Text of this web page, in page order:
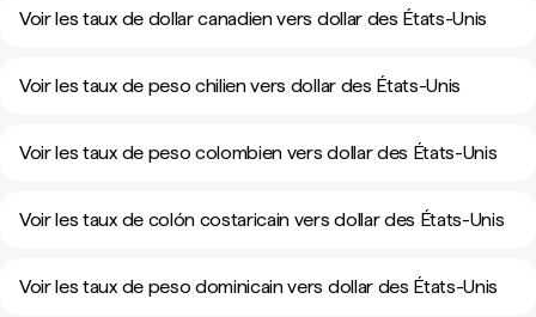
Voir les taux de dollar canadien vers dollar des États-Unis
Voir les taux de peso chilien vers dollar des États-Unis
Voir les taux de peso colombien vers dollar des États-Unis
Voir les taux de colón costaricain vers dollar des États-Unis
Voir les taux de peso dominicain vers dollar des États-Unis